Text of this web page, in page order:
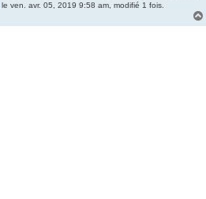
le ven. avr. 05, 2019 9:58 am, modifié 1 fois.